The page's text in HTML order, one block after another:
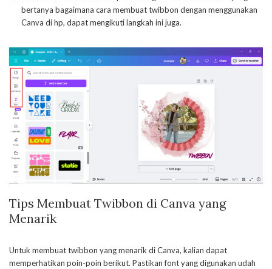
bertanya bagaimana cara membuat twibbon dengan menggunakan
Canva di hp, dapat mengikuti langkah ini juga.
Tips Membuat Twibbon di Canva yang
Menarik
Untuk membuat twibbon yang menarik di Canva, kalian dapat
memperhatikan poin-poin berikut. Pastikan font yang digunakan udah